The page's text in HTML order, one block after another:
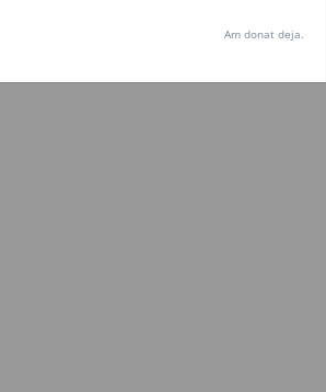
seturilor de date oferite oficial spre utilizare
Hosterion
Am donat deja.